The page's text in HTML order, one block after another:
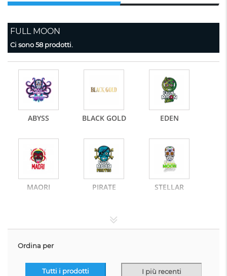
FULL MOON
Ci sono 58 prodotti.
ABYSS BLACK GOLD EDEN
MAORI PIRATE STELLAR
DREAM
Ordina per
Tutti i prodotti I più recenti